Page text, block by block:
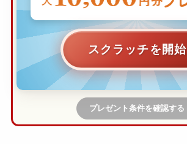
スクラッチを開始
プレゼント条件を確認する